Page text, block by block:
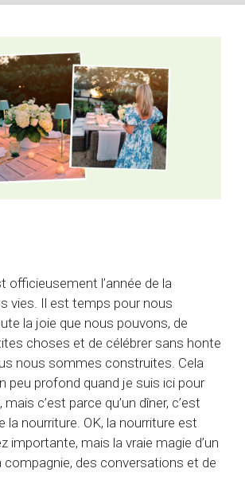
officieusement l’année de la
vies. Il est temps pour nous
la joie que nous pouvons, de
choses et de célébrer sans honte
nous sommes construites. Cela
peu profond quand je suis ici pour
c’est parce qu’un dîner, c’est
la nourriture. OK, la nourriture est
importante, mais la vraie magie d’un
compagnie, des conversations et de